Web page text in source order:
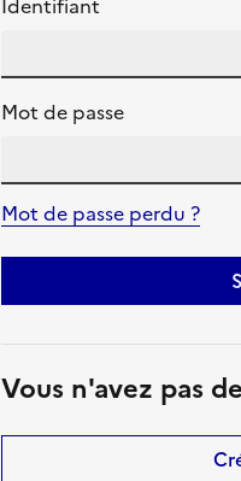
Mot de passe
Mot de passe perdu ?
Vous n'avez pas